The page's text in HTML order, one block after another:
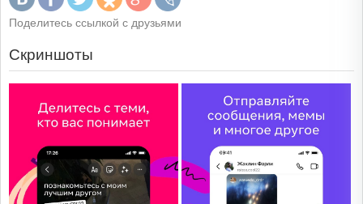
Поделитесь ссылкой с друзьями
Скриншоты